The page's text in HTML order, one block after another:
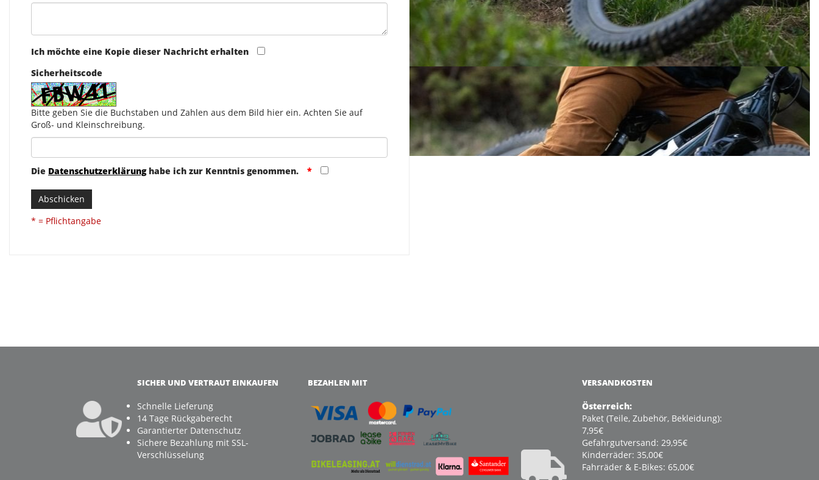
Ich möchte eine Kopie dieser Nachricht erhalten
Sicherheitscode
Bitte geben Sie die Buchstaben und Zahlen aus dem Bild hier ein. Achten Sie auf
Groß- und Kleinschreibung.
Die Datenschutzerklärunghabe ich zur Kenntnis genommen.
Abschicken
* = Pflichtangabe
SICHER UND VERTRAUT EINKAUFEN
Schnelle Lieferung
14 Tage Rückgaberecht
Garantierter Datenschutz
Sichere Bezahlung mit SSL-
Verschlüsselung
BEZAHLEN MIT VERSANDKOSTEN
Österreich:
Paket (Teile, Zubehör, Bekleidung):
7,95€
Gefahrgutversand: 29,95€
Kinderräder: 35,00€
Fahrräder & E-Bikes: 65,00€